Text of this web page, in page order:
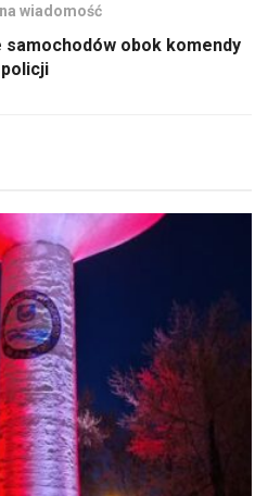
wiadomość
obok komendy
policji